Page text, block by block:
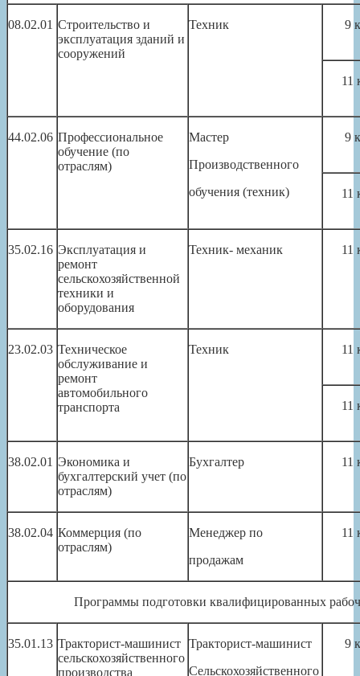
08.02.01 Строительство и
эксплуатация зданий и
сооружений
Техник 9
11
44.02.06 Профессиональное
обучение (по
отраслям)
Мастер
Производственного
обучения (техник)
9
11
35.02.16 Эксплуатация и
ремонт
сельскохозяйственной
техники и
оборудования
Техник- механик 11
23.02.03 Техническое
обслуживание и
ремонт
автомобильного
транспорта
Техник 11
11
38.02.01 Экономика и
бухгалтерский учет (по
отраслям)
Бухгалтер 11
38.02.04 Коммерция (по
отраслям)
Менеджер по
продажам
11
Программы подготовки квалифицированных
35.01.13 Тракторист-машинист
сельскохозяйственного
производства
Тракторист-машинист
Сельскохозяйственного
9